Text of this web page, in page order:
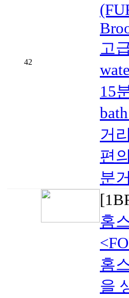
42
고
15
거
편
분
홈
홈
을